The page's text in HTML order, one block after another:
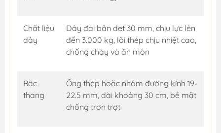
Chất liệu
dây
Dây đai bản dẹt 30 mm, chịu lực lên
đến 3.000 kg, lõi thép chịu nhiệt cao,
chống cháy và ăn mòn
Bậc
thang
Ống thép hoặc nhôm đường kính 19-
22.5 mm, dài khoảng 30 cm, bề mặt
chống trơn trợt